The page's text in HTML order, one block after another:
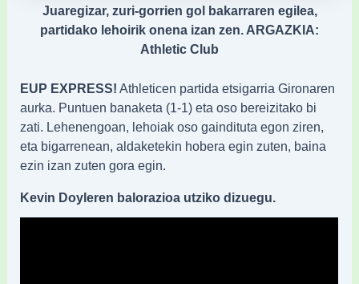
Juaregizar, zuri-gorrien gol bakarraren egilea,
partidako lehoirik onena izan zen. ARGAZKIA:
Athletic Club
EUP EXPRESS! Athleticen partida etsigarria Gironaren
aurka. Puntuen banaketa (1-1) eta oso bereizitako bi
zati. Lehenengoan, lehoiak oso gaindituta egon ziren,
eta bigarrenean, aldaketekin hobera egin zuten, baina
ezin izan zuten gora egin.
Kevin Doyleren balorazioa utziko dizuegu.